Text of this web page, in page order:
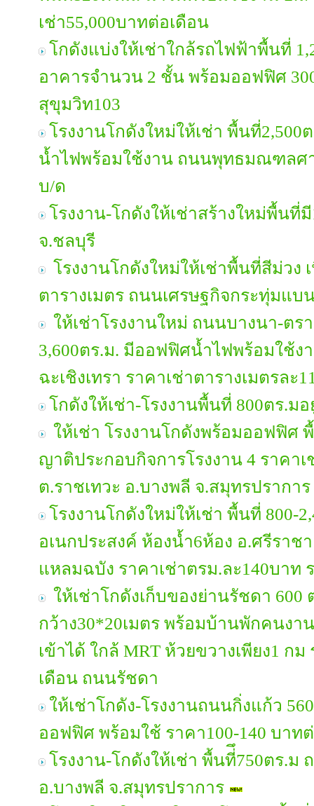
เช่า55,000บาทต่อเดือน
โกดังแบ่งให้เช่าใกล้รถไฟฟ้าพื้นที่
อาคารจำนวน 2 ชั้น พร้อมออฟฟิศ
สุขุมวิท103
โรงงานโกดังใหม่ให้เช่า พื้นที่
น้ำไฟพร้อมใช้งาน ถนนพุทธมณฑลศา
บ/ด
โรงงาน-โกดังให้เช่าสร้างใหม่พื้นที่
จ.ชลบุรี
โรงงานโกดังใหม่ให้เช่าพื้นที่สีม่วง
ตารางเมตร ถนนเศรษฐกิจกระทุ่มแบ
ให้เช่าโรงงานใหม่ ถนนบางนา-ตร
3,600ตร.ม. มีออฟฟิศน้ำไฟพร้อมใช้ง
ฉะเชิงเทรา ราคาเช่าตารางเมตรละ
โกดังให้เช่า-โรงงานพื้นที่ 800ตร.
ให้เช่า โรงงานโกดังพร้อมออฟฟิศ
ญาติประกอบกิจการโรงงาน 4 ราคา
ต.ราชเทวะ อ.บางพลี จ.สมุทรปรากา
โรงงานโกดังใหม่ให้เช่า พื้นที่ 800-
อเนกประสงค์ ห้องน้ำ6ห้อง อ.ศรีรา
แหลมฉบัง ราคาเช่าตรม.ละ140บาท
ให้เช่าโกดังเก็บของย่านรัชดา 600
กว้าง30*20เมตร พร้อมบ้านพักคนงา
เข้าได้ ใกล้ MRT ห้วยขวางเพียง1 ก
เดือน ถนนรัชดา
ให้เช่าโกดัง-โรงงานถนนกิ่งแก้ว
ออฟฟิศ พร้อมใช้ ราคา100-140 บาท
โรงงาน-โกดังให้เช่า พื้นที่ึ750ตร.ม
อ.บางพลี จ.สมุทรปราการ